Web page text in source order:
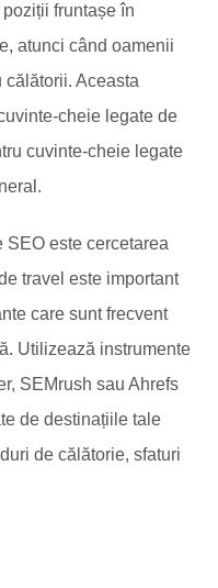
fruntașe în
atunci când oamenii
călătorii. Aceasta
cheie legate de
cuvinte-cheie legate
SEO este cercetarea
travel este important
care sunt frecvent
Utilizează instrumente
SEMrush sau Ahrefs
de destinațiile tale
de călătorie, sfaturi